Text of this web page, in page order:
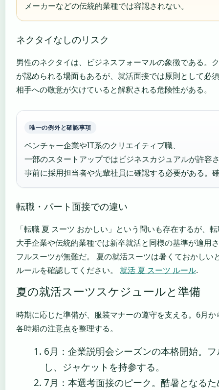
メーカーなどの伝統的業種では容認されない。
ネクタイなしのリスク
男性のネクタイは、ビジネスフォーマルの象徴である。
が認められる場面もあるが、就活面接では原則として必
相手への敬意が欠けていると解釈される危険性がある。
唯一の例外と確認事項
ベンチャー企業やIT系のクリエイティブ職、
一部のスタートアップではビジネスカジュアルが許容
事前に採用担当者や先輩社員に確認する必要がある。
転職・パート面接での違い
「転職 夏 スーツ おかしい」という問いも存在するが、
大手企業や伝統的業種では新卒就活と同様の基準が適用
フルスーツが無難だ。 夏の就活スーツは暑くておかし
ルールを確認してください。 就活 夏 スーツ ルール.
夏の就活スーツスケジュールと準備
時期に応じた準備が、服装マナーの遵守を支える。6月
各時期の注意点を整理する。
6月 ：企業説明会シーズンの本格開始。
し、ジャケットを持参する。
7月 ：本選考面接のピーク。酷暑となる